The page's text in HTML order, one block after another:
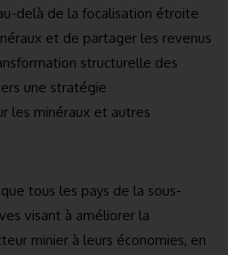
delà de la focalisation étroite
et de partager les revenus
structurelle des
une stratégie
les minéraux et autres
tous les pays de la sous-
visant à améliorer la
minier à leurs économies, en